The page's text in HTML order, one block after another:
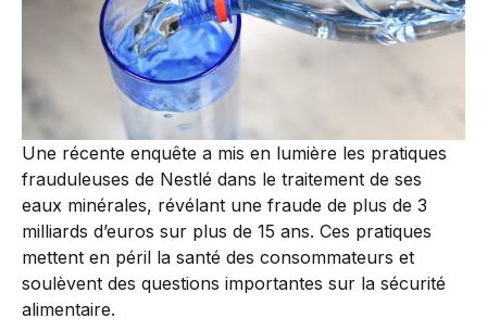
Une récente enquête a mis en lumière les pratiques
frauduleuses de Nestlé dans le traitement de ses
eaux minérales, révélant une fraude de plus de 3
milliards d’euros sur plus de 15 ans. Ces pratiques
mettent en péril la santé des consommateurs et
soulèvent des questions importantes sur la sécurité
alimentaire.